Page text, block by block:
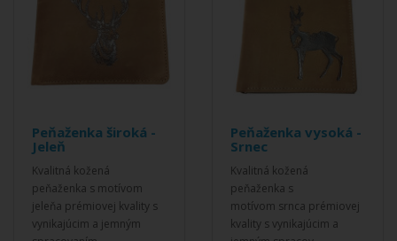
Peňaženka široká -
Jeleň
Kvalitná kožená
peňaženka s motívom
jeleňa prémiovej kvality s
vynikajúcim a jemným
Peňaženka vysoká -
Srnec
Kvalitná kožená
peňaženka s
motívom srnca prémiovej
kvality s vynikajúcim a